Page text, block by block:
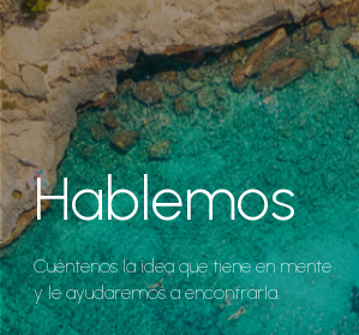
Hablemos
Cuéntenos la idea que tiene en mente
y le ayudaremos a encontrarla.